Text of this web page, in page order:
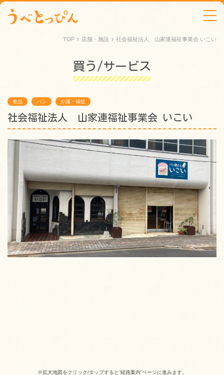
TOP 店舗・施設 社会福祉法人 山家連福祉事業会 いこい
買う サービス
食品 パン 介護・福祉
社会福祉法人 山家連福祉事業会 いこい
※拡大地図をクリック/タップすると“経路案内”ページに進みます。